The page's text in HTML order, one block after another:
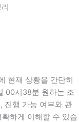
현재 상황을 간단히
00시38분 원하는 조
진행 가능 여부와 관
하게 이해할 수 있습